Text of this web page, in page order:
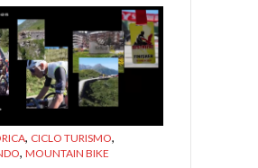
, CICLO TURISMO,
, MOUNTAIN BIKE